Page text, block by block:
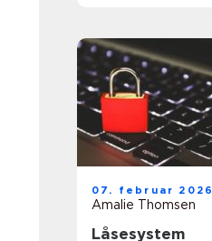
07. februar 2026
Amalie Thomsen
Låsesystem